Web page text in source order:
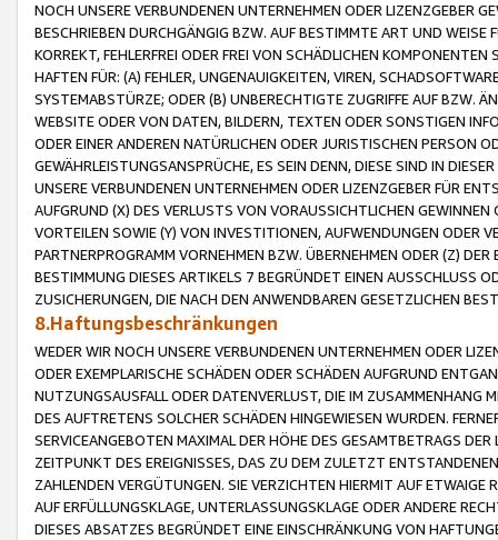
NOCH UNSERE VERBUNDENEN UNTERNEHMEN ODER LIZENZGEBER
BESCHRIEBEN DURCHGÄNGIG BZW. AUF BESTIMMTE ART UND
KORREKT, FEHLERFREI ODER FREI VON SCHÄDLICHEN
HAFTEN FÜR: (A) FEHLER, UNGENAUIGKEITEN, VIREN,
SYSTEMABSTÜRZE; ODER (B) UNBERECHTIGTE ZUGRIFFE AUF BZW.
WEBSITE ODER VON DATEN, BILDERN, TEXTEN ODER SONSTIGEN
ODER EINER ANDEREN NATÜRLICHEN ODER JURISTISCHEN PERSON
GEWÄHRLEISTUNGSANSPRÜCHE, ES SEIN DENN, DIESE SIND IN
UNSERE VERBUNDENEN UNTERNEHMEN ODER LIZENZGEBER FÜR
AUFGRUND (X) DES VERLUSTS VON VORAUSSICHTLICHEN
VORTEILEN SOWIE (Y) VON INVESTITIONEN, AUFWENDUNGEN ODER
PARTNERPROGRAMM VORNEHMEN BZW. ÜBERNEHMEN ODER (Z)
BESTIMMUNG DIESES ARTIKELS 7 BEGRÜNDET EINEN AUSSCHLUSS
ZUSICHERUNGEN, DIE NACH DEN ANWENDBAREN GESETZLICHEN
8.Haftungsbeschränkungen
WEDER WIR NOCH UNSERE VERBUNDENEN UNTERNEHMEN ODER
ODER EXEMPLARISCHE SCHÄDEN ODER SCHÄDEN AUFGRUND
NUTZUNGSAUSFALL ODER DATENVERLUST, DIE IM ZUSAMMENHANG
DES AUFTRETENS SOLCHER SCHÄDEN HINGEWIESEN WURDEN.
SERVICEANGEBOTEN MAXIMAL DER HÖHE DES GESAMTBETRAGS
ZEITPUNKT DES EREIGNISSES, DAS ZU DEM ZULETZT
ZAHLENDEN VERGÜTUNGEN. SIE VERZICHTEN HIERMIT AUF
AUF ERFÜLLUNGSKLAGE, UNTERLASSUNGSKLAGE ODER ANDERE
DIESES ABSATZES BEGRÜNDET EINE EINSCHRÄNKUNG VON